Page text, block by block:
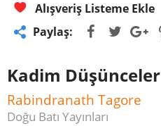
Alışveriş Listeme Ekle
Paylaş:
Kadim Düşünceler
Rabindranath Tagore
Doğu Batı Yayınları